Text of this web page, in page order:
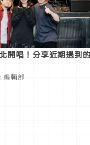
開唱！分享近期遇到
編輯部